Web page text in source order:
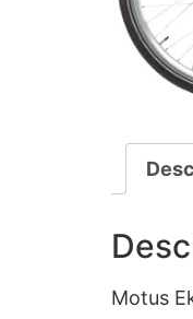
Motus